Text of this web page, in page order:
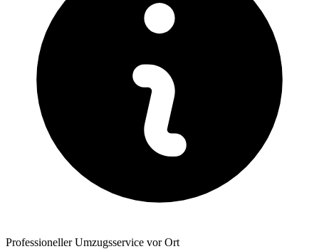
Professioneller Umzugsservice vor Ort